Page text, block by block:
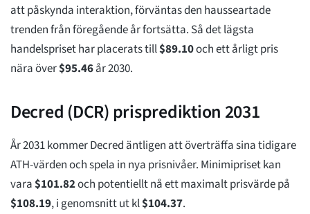
att påskynda interaktion, förväntas den hausseartade
trenden från föregående år fortsätta. Så det lägsta
handelspriset har placerats till$89.10och ett årligt pris
nära över$95.46år 2030.
Decred (DCR) prisprediktion 2031
År 2031 kommer Decred äntligen att överträffa sina tidigare
ATH-värden och spela in nya prisnivåer. Minimipriset kan
vara$101.82och potentiellt nå ett maximalt prisvärde på
$108.19, i genomsnitt ut kl$104.37.